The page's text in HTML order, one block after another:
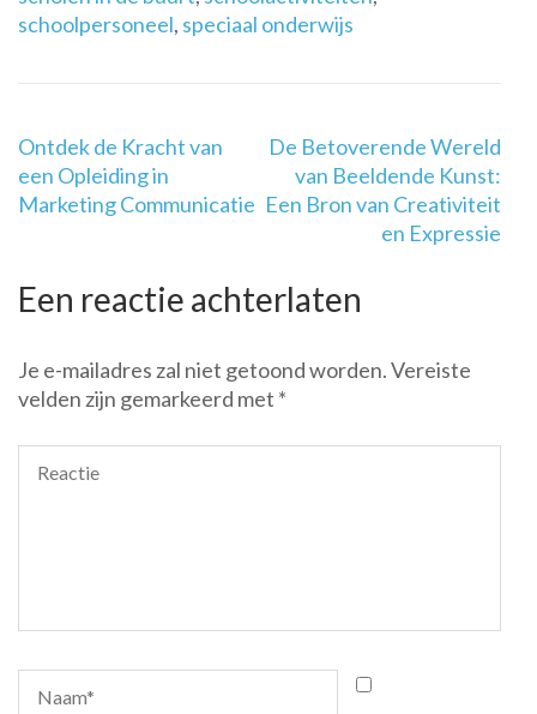
schoolpersoneel, speciaal onderwijs
Berichtnavigatie
Ontdek de Kracht van
een Opleiding in
Marketing Communicatie
De Betoverende Wereld
van Beeldende Kunst:
Een Bron van Creativiteit
en Expressie
Een reactie achterlaten
Je e-mailadres zal niet getoond worden.Vereiste
velden zijn gemarkeerd met *